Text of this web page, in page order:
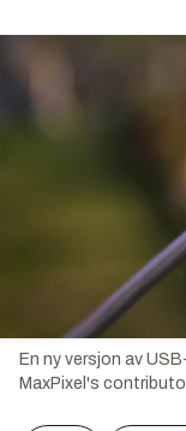
En ny versjon av
MaxPixel's